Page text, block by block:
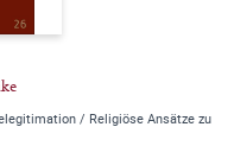
/ Religiöse Ansätze zu